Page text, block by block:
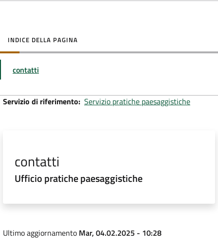
INDICE DELLA PAGINA
contatti
Servizio di riferimento Servizio pratiche paesaggistiche
contatti
Ufficio pratiche paesaggistiche
Ultimo aggiornamento Mar, 04.02.2025 - 10:28